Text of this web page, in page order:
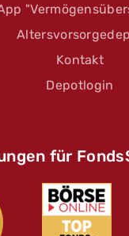
Kontakt
Depotlogin
für